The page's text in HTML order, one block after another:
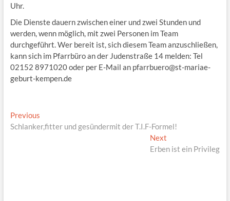
Uhr.
Die Dienste dauern zwischen einer und zwei Stunden und
werden, wenn möglich, mit zwei Personen im Team
durchgeführt. Wer bereit ist, sich diesem Team anzuschließen,
kann sich im Pfarrbüro an der Judenstraße 14 melden: Tel
02152 8971020 oder per E-Mail an pfarrbuero@st-mariae-
geburt-kempen.de
Beitragsnavigation
PreviousPrevious
post:
Schlanker,fitter und gesündermit der T.I.F-Formel!
Next
post:
Erben ist ein Privileg